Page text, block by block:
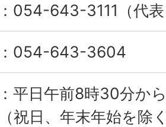
054-643-3111（代
054-643-3604
平日午前8時30分か
（祝日、年末年始を除